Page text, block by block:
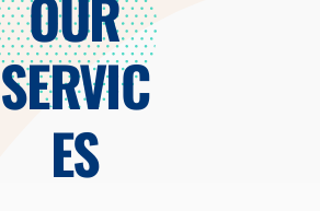
OUR
SERVIC
ES